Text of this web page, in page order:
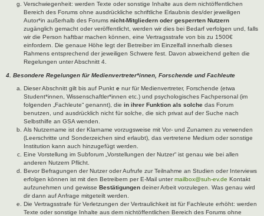
Verschwiegenheit: werden Texte oder sonstige Inhalte aus dem nichtöffentlichen
Bereich des Forums ohne ausdrückliche schriftliche Erlaubnis des/der jeweiligen
Autor*in außerhalb des Forums nicht-Mitgliedern oder gesperrten Nutzern
zugänglich gemacht oder veröffentlicht, werden wir dies bei Bedarf verfolgen und, falls
wir die Person haftbar machen können, eine Vertragsstrafe von bis zu 1500€
einfordern. Die genaue Höhe legt der Betreiber im Einzelfall innerhalb dieses
Rahmens entsprechend der jeweiligen Schwere fest. Davon abweichend gelten die
Regelungen unter Abschnitt 4.
4. Besondere Regelungen für Medienvertreter*innen, Forschende und Fachleute
Dieser Abschnitt gilt bis auf Punkt e nur für Medienvertreter, Forschende (etwa
Student*innen, Wissenschaftler*innen etc.) und psychologisches Fachpersonal (im
folgenden „Fachleute“ genannt), die in ihrer Funktion als solche das Forum
benutzen, und ausdrücklich nicht für solche, die sich privat auf der Suche nach
Selbsthilfe an GSA wenden.
Als Nutzername ist der Klarname vorzugsweise mit Vor- und Zunamen zu verwenden
(Leerschritte und Sonderzeichen sind erlaubt), das vertretene Medium oder sonstige
Institution kann auch hinzugefügt werden.
Eine Vorstellung im Subforum „Vorstellungen der Nutzer“ ist genau wie bei allen
anderen Nutzern Pflicht.
Bevor Befragungen der Nutzer oder Aufrufe zur Teilnahme an Studien oder Interviews
erfolgen können ist mit den Betreibern per E-Mail untermailbox@suh-ev.de Kontakt
aufzunehmen und gewisse Bestätigungen deiner Arbeit vorzulegen. Was genau wird
dir dann auf Anfrage mitgeteilt werden.
Die Vertragsstrafe für Verletzungen der Vertraulichkeit ist für Fachleute erhöht: werden
Texte oder sonstige Inhalte aus dem nichtöffentlichen Bereich des Forums ohne